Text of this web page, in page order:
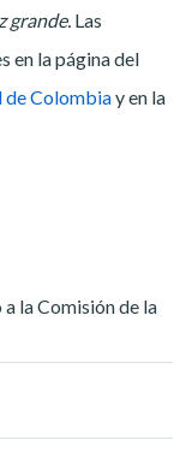
grande. Las
en la página del
de Colombiay en la
la Comisión de la